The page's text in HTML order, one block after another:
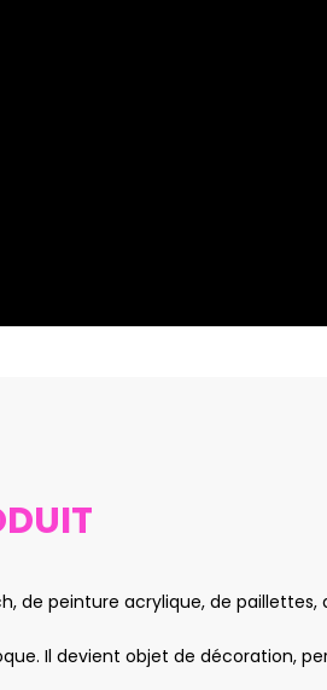
de peinture acrylique, de
Il devient objet de décoration,